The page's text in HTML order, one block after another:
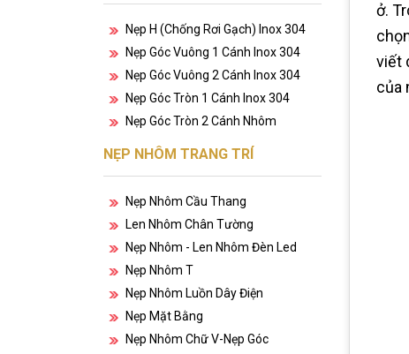
Nẹp H (chống Rơi Gạch) Inox 304
Nẹp Góc Vuông 1 Cánh Inox 304
Nẹp Góc Vuông 2 Cánh Inox 304
Nẹp Góc Tròn 1 Cánh Inox 304
Nẹp Góc Tròn 2 Cánh Nhôm
NẸP NHÔM TRANG TRÍ
Nẹp Nhôm Cầu Thang
Len Nhôm Chân Tường
Nẹp Nhôm - Len Nhôm Đèn Led
Nẹp Nhôm T
Nẹp Nhôm Luồn Dây Điện
Nẹp Mặt Bằng
Nẹp Nhôm Chữ V-Nẹp Góc
ở.
viết
của